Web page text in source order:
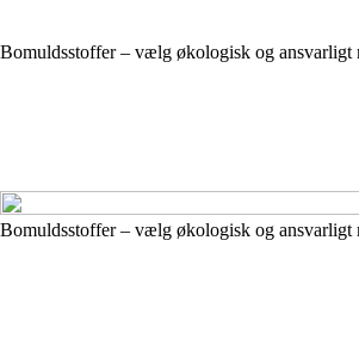
Bomuldsstoffer – vælg økologisk og ansvarligt
Bomuldsstoffer – vælg økologisk og ansvarligt